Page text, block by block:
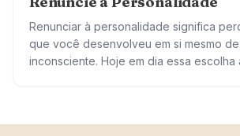
Renunciar à personalidade significa
que você desenvolveu em si mesmo de
inconsciente. Hoje em dia essa escolha